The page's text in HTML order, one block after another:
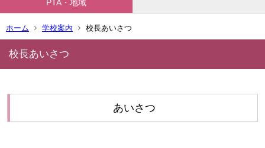
PTA・地域
ホーム 学校案内 校長あいさつ
校長あいさつ
あいさつ